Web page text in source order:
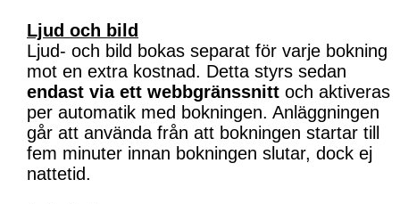
Ljud och bild
Ljud- och bild bokas separat för varje bokning
mot en extra kostnad. Detta styrs sedan
endast via ett webbgränssnitt och aktiveras
per automatik med bokningen. Anläggningen
går att använda från att bokningen startar till
fem minuter innan bokningen slutar, dock ej
nattetid.